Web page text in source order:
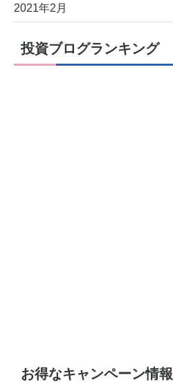
2021年2月
投資ブログランキング
お得なキャンペーン情報